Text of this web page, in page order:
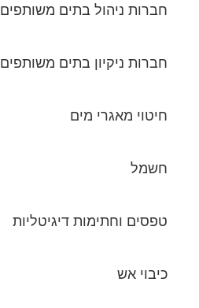
חברות ניהול בתים משותפים
חברות ניקיון בתים משותפים
חיטוי מאגרי מים
חשמל
טפסים וחתימות דיגיטליות
כיבוי אש